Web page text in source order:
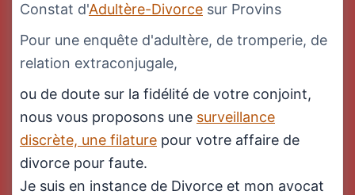
Constat d'Adultère-Divorce sur Provins
Pour une enquête d'adultère, de tromperie, de
relation extraconjugale,
ou de doute sur la fidélité de votre conjoint,
nous vous proposons une surveillance
discrète, une filature pour votre affaire de
divorce pour faute.
Je suis en instance de Divorce et mon avocat